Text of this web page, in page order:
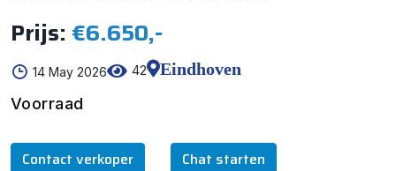
Prijs: €6.650,-
14 May 2026 42
Eindhoven
Voorraad
Contact verkoper Chat starten